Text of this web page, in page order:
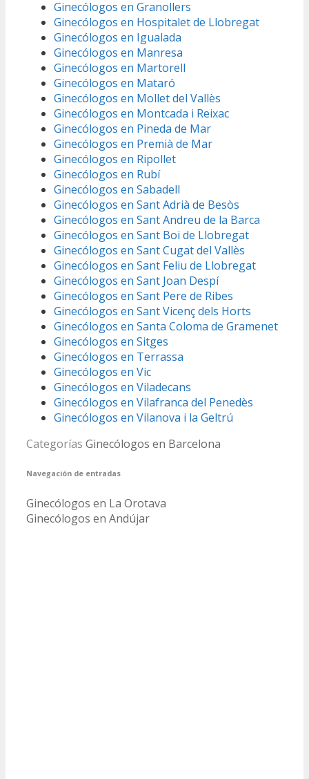
Ginecólogos en Granollers
Ginecólogos en Hospitalet de Llobregat
Ginecólogos en Igualada
Ginecólogos en Manresa
Ginecólogos en Martorell
Ginecólogos en Mataró
Ginecólogos en Mollet del Vallès
Ginecólogos en Montcada i Reixac
Ginecólogos en Pineda de Mar
Ginecólogos en Premià de Mar
Ginecólogos en Ripollet
Ginecólogos en Rubí
Ginecólogos en Sabadell
Ginecólogos en Sant Adrià de Besòs
Ginecólogos en Sant Andreu de la Barca
Ginecólogos en Sant Boi de Llobregat
Ginecólogos en Sant Cugat del Vallès
Ginecólogos en Sant Feliu de Llobregat
Ginecólogos en Sant Joan Despí
Ginecólogos en Sant Pere de Ribes
Ginecólogos en Sant Vicenç dels Horts
Ginecólogos en Santa Coloma de Gramenet
Ginecólogos en Sitges
Ginecólogos en Terrassa
Ginecólogos en Vic
Ginecólogos en Viladecans
Ginecólogos en Vilafranca del Penedès
Ginecólogos en Vilanova i la Geltrú
Categorías Ginecólogos en Barcelona
Navegación de entradas
Ginecólogos en La Orotava
Ginecólogos en Andújar